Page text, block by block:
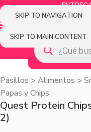
SKIP TO NAVIGATION
SKIP TO MAIN CONTENT
Pasillos > Alimentos >
Papas y Chips
Quest Protein
2)